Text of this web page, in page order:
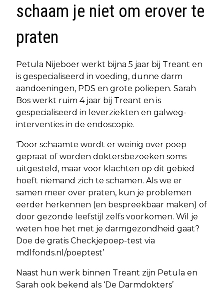
schaam je niet om erover te
praten
Petula Nijeboer werkt bijna 5 jaar bij Treant en
is gespecialiseerd in voeding, dunne darm
aandoeningen, PDS en grote poliepen. Sarah
Bos werkt ruim 4 jaar bij Treant en is
gespecialiseerd in leverziekten en galweg-
interventies in de endoscopie.
‘Door schaamte wordt er weinig over poep
gepraat of worden doktersbezoeken soms
uitgesteld, maar voor klachten op dit gebied
hoeft niemand zich te schamen. Als we er
samen meer over praten, kun je problemen
eerder herkennen (en bespreekbaar maken) of
door gezonde leefstijl zelfs voorkomen. Wil je
weten hoe het met je darmgezondheid gaat?
Doe de gratis Checkjepoep-test via
mdlfonds.nl/poeptest’
Naast hun werk binnen Treant zijn Petula en
Sarah ook bekend als ‘De Darmdokters’